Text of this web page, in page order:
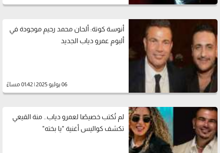
أنوسة كوتة: ألحان محمد رحيم موجودة في
ألبوم عمرو دياب الجديد
06 يوليو 2025 | 01:42 مساءً
لم تُكتب خصيصًا لعمرو دياب.. منة القيعي
تكشف كواليس أغنية "يا بخته"